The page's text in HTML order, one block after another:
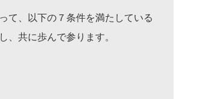
て、以下の７条件を満たしている
、共に歩んで参ります。